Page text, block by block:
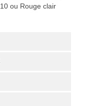
ou Rouge clair